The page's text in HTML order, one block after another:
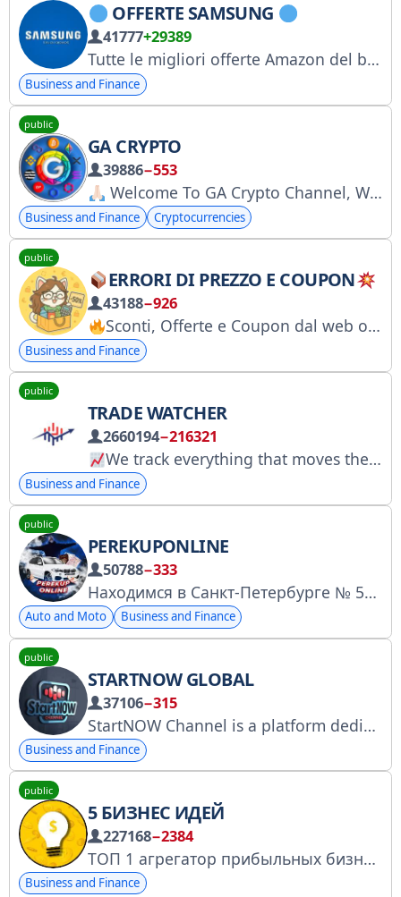
OFFERTE SAMSUNG
41777+29389
Tutte le migliori offerte Amazon del brand Samsung! In qualità di Affiliato Amazon io ricevo un guadagno dagli acquisti idonei.
Business and Finance
public
GA CRYPTO
39886−553
Welcome To GA Crypto Channel, We are GA Crypto, Supporting Early Web3 Projects | 100% Alpha #Early Opportunities
Business and Finance Cryptocurrencies
public
ERRORI DI PREZZO E COUPON
43188−926
Sconti, Offerte e Coupon dal web ogni giorno
Business and Finance
public
TRADE WATCHER
2660194−216321
We track everything that moves the markets: fast news, clear context, real narratives.
Business and Finance
public
PEREKUPONLINE
50788−333
Находимся в Санкт-Петербурге № 5390470183 Андрей +7 (911)-093-20-25 Рома +7 (999) 234-92-05 Саша +7 (921) 418-78-89 Связь: @Andrey_Solovvev Приглашение в группу по ссылке
Auto and Moto Business and Finance
public
STARTNOW GLOBAL
37106−315
StartNOW Channel is a platform dedicated to provoking men & women to make a change in this world. Subscribe to receive updates. To make enquiries/sponsorship/adverts send a WhatsApp message via https://wa.me/2349043241633
Business and Finance
public
5 БИЗНЕС ИДЕЙ
227168−2384
ТОП 1 агрегатор прибыльных бизнес идей. Обзор уникальных стартапов. Реклама: @AlexeyStolypin Зарегистрирован в Роскомнадзоре: https://vk.cc/cG8e0O
Business and Finance